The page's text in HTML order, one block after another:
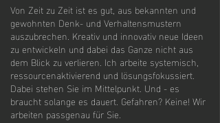
Von Zeit zu Zeit ist es gut, aus bekannten und
gewohnten Denk- und Verhaltensmustern
auszubrechen. Kreativ und innovativ neue Ideen
zu entwickeln und dabei das Ganze nicht aus
dem Blick zu verlieren. Ich arbeite systemisch,
ressourcenaktivierend und lösungsfokussiert.
Dabei stehen Sie im Mittelpunkt. Und - es
braucht solange es dauert. Gefahren? Keine! Wir
arbeiten passgenau für Sie.